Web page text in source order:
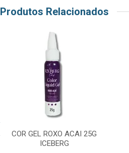
Produtos Relacionados
COR GEL ROXO ACAI 25G
ICEBERG